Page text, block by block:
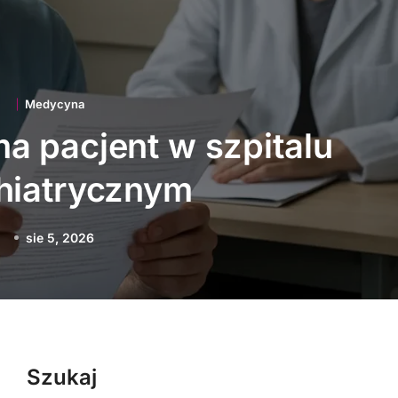
Medycyna
technologiczne
medycynę
sie 3, 2026
Szukaj